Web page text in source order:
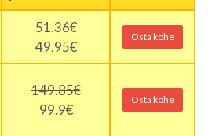
51.36€
49.95€
Osta kohe
149.85€
99.9€
Osta kohe